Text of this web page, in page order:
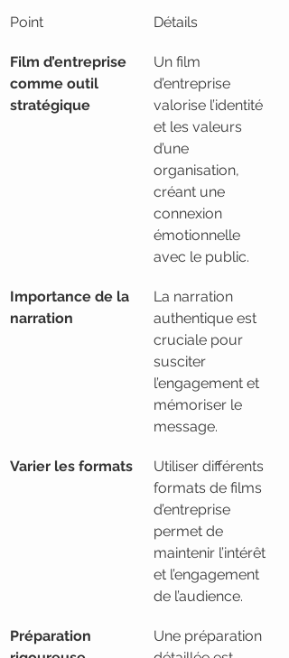
Point Détails
Film d’entreprise
comme outil
stratégique
Un film
d’entreprise
valorise l’identité
et les valeurs
d’une
organisation,
créant une
connexion
émotionnelle
avec le public.
Importance de la
narration
La narration
authentique est
cruciale pour
susciter
l’engagement et
mémoriser le
message.
Varier les formats
Utiliser différents
formats de films
d’entreprise
permet de
maintenir l’intérêt
et l’engagement
de l’audience.
Préparation
Une préparation